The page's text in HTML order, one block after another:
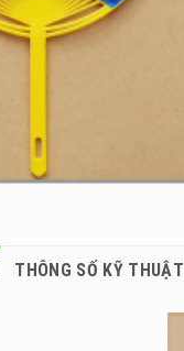
THÔNG SỐ KỸ THUẬT